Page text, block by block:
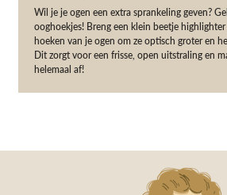
Wil je je ogen een extra sprankeling geven?
ooghoekjes! Breng een klein beetje
hoeken van je ogen om ze optisch groter en
Dit zorgt voor een frisse, open uitstraling en
helemaal af!